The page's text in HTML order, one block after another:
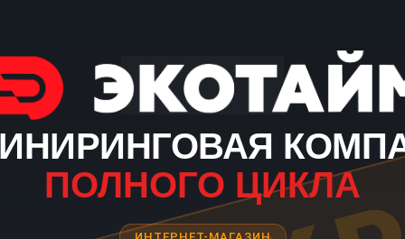
ПОЛНОГО ЦИКЛА
ИНТЕРНЕТ-МАГАЗИН